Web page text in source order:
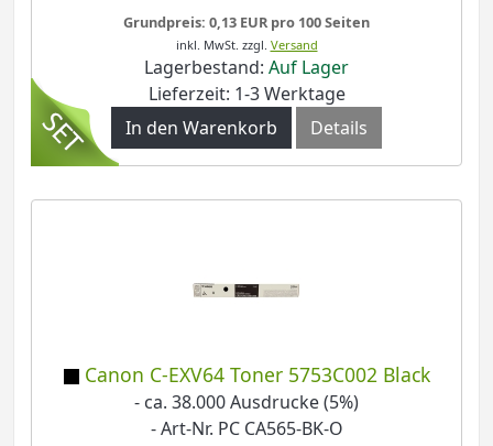
Grundpreis: 0,13 EUR pro 100 Seiten
inkl. MwSt. zzgl. Versand
Lagerbestand: Auf Lager
Lieferzeit: 1-3 Werktage
In den Warenkorb
Details
Canon C-EXV64 Toner 5753C002 Black
- ca. 38.000 Ausdrucke (5%)
- Art-Nr. PC CA565-BK-O